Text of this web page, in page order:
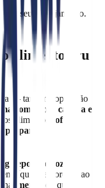
seu planejamento.
alimento cru
— tanto na operação
como você calcula e
alimentos
sofrem
preparo
depois de cozido
líquido e gordura ao
menor do que o